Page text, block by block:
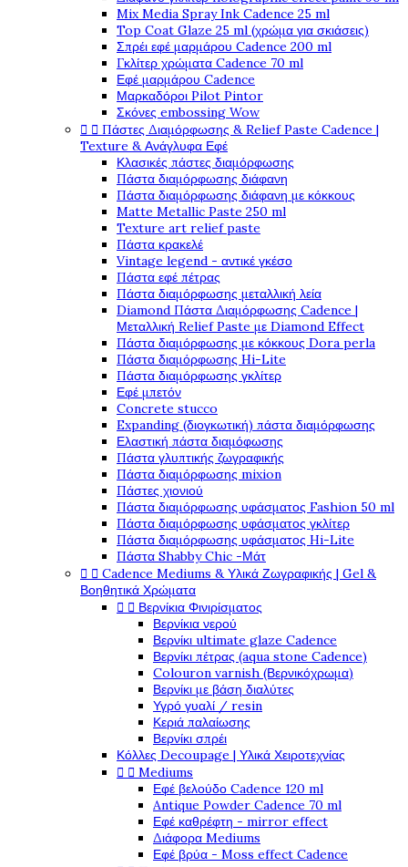
Mix Media Spray Ink Cadence 25 ml
Top Coat Glaze 25 ml (χρώμα για σκιάσεις)
Σπρέι εφέ μαρμάρου Cadence 200 ml
Γκλίτερ χρώματα Cadence 70 ml
Εφέ μαρμάρου Cadence
Μαρκαδόροι Pilot Pintor
Σκόνες embossing Wow
  Πάστες Διαμόρφωσης & Relief Paste Cadence |
Texture & Ανάγλυφα Εφέ
Κλασικές πάστες διαμόρφωσης
Πάστα διαμόρφωσης διάφανη
Πάστα διαμόρφωσης διάφανη με κόκκους
Matte Metallic Paste 250 ml
Texture art relief paste
Πάστα κρακελέ
Vintage legend - αντικέ γκέσο
Πάστα εφέ πέτρας
Πάστα διαμόρφωσης μεταλλική λεία
Diamond Πάστα Διαμόρφωσης Cadence |
Μεταλλική Relief Paste με Diamond Effect
Πάστα διαμόρφωσης με κόκκους Dora perla
Πάστα διαμόρφωσης Hi-Lite
Πάστα διαμόρφωσης γκλίτερ
Εφέ μπετόν
Concrete stucco
Expanding (διογκωτική) πάστα διαμόρφωσης
Ελαστική πάστα διαμόφωσης
Πάστα γλυπτικής ζωγραφικής
Πάστα διαμόρφωσης mixion
Πάστες χιονιού
Πάστα διαμόρφωσης υφάσματος Fashion 50 ml
Πάστα διαμόρφωσης υφάσματος γκλίτερ
Πάστα διαμόρφωσης υφάσματος Hi-Lite
Πάστα Shabby Chic -Μάτ
  Cadence Mediums & Υλικά Ζωγραφικής | Gel &
Βοηθητικά Χρώματα
  Βερνίκια Φινιρίσματος
Βερνίκια νερού
Βερνίκι ultimate glaze Cadence
Βερνίκι πέτρας (aqua stone Cadence)
Colouron varnish (Βερνικόχρωμα)
Βερνίκι με βάση διαλύτες
Υγρό γυαλί / resin
Κεριά παλαίωσης
Βερνίκι σπρέι
Κόλλες Decoupage | Υλικά Χειροτεχνίας
  Mediums
Εφέ βελούδο Cadence 120 ml
Antique Powder Cadence 70 ml
Εφέ καθρέφτη - mirror effect
Διάφορα Mediums
Εφέ βρύα - Moss effect Cadence